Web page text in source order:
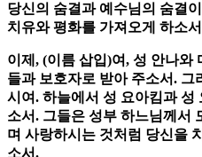
당신의 숨결과 예수님의 숨결
치유와 평화를 가져오게 하소
이제, (이름 삽입)여, 성 안나와
들과 보호자로 받아 주소서. 그
시여. 하늘에서 성 요아킴과성
소서. 그들은 성부 하느님께서
며 사랑하시는 것처럼 당신을
소서.